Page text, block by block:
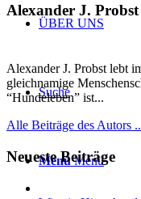
ÜBER UNS
Suche
Menü Menü
Alexander J. Probst
Alexander J. Probst lebt
gleichnamige
“Hundeleben” ist...
Alle Beiträge des Autors
Neueste Beiträge